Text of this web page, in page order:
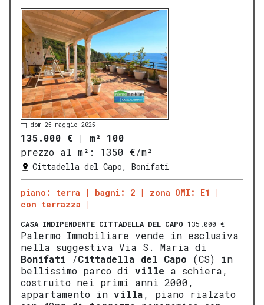
dom 25 maggio 2025
135.000 € | m² 100
prezzo al m²:
1350 €/m²
Cittadella del Capo, Bonifati
piano: terra bagni: 2
zona OMI: E1
con terrazza
CASA INDIPENDENTE CITTADELLA DEL CAPO 135.000 €
Palermo Immobiliare vende in esclusiva
nella suggestiva Via S. Maria di
Bonifati /Cittadella del Capo (CS) in
bellissimo parco di ville a schiera,
costruito nei primi anni 2000,
appartamento in villa, piano rialzato